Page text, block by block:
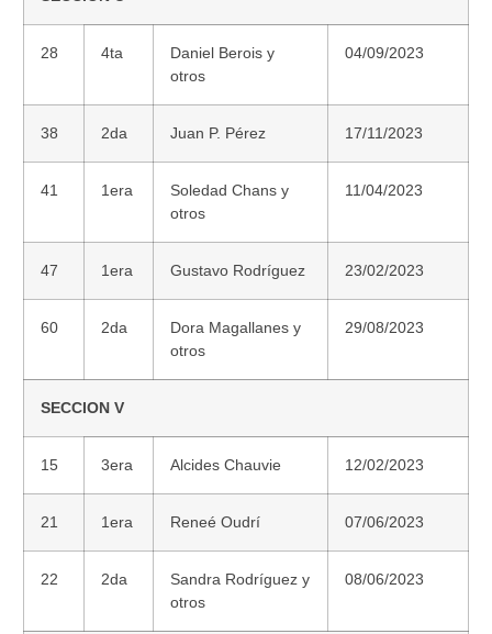
28 4ta
Daniel Berois y
otros
04/09/2023
38 2da Juan P. Pérez 17/11/2023
41 1era
Soledad Chans y
otros
11/04/2023
47 1era Gustavo Rodríguez 23/02/2023
60 2da
Dora Magallanes y
otros
29/08/2023
SECCION V
15 3era Alcides Chauvie 12/02/2023
21 1era Reneé Oudrí 07/06/2023
22 2da
Sandra Rodríguez y
otros
08/06/2023